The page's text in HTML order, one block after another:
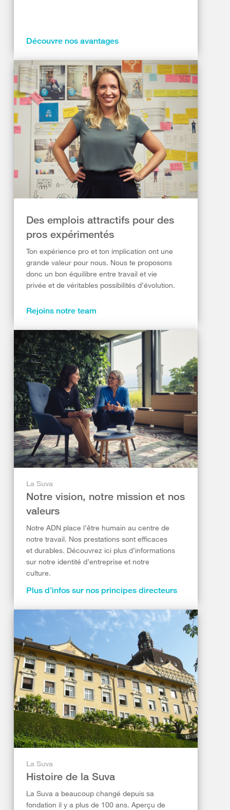
Découvre nos avantages
Des emplois attractifs pour des
pros expérimentés
Ton expérience pro et ton implication ont une
grande valeur pour nous. Nous te proposons
donc un bon équilibre entre travail et vie
privée et de véritables possibilités d’évolution.
Rejoins notre team
La Suva
Notre vision, notre mission et nos
valeurs
Notre ADN place l’être humain au centre de
notre travail. Nos prestations sont efficaces
et durables. Découvrez ici plus d’informations
sur notre identité d’entreprise et notre
culture.
Plus d’infos sur nos principes directeurs
La Suva
Histoire de la Suva
La Suva a beaucoup changé depuis sa
fondation il y a plus de 100 ans. Aperçu de